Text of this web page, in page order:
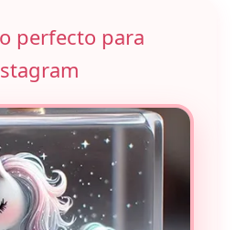
perfecto para